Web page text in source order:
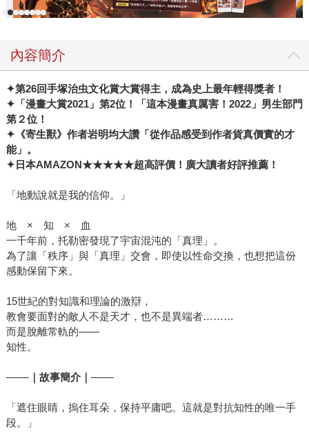
內容簡介
✦第26回手塚治虫文化賞大賞得主，成為史上最年輕得獎者！
✦ 「漫畫大賞2021」第2位！「這本漫畫真厲害！2022」男生部門
第２位！
✦ 《寄生獸》作者岩明均大讚「從作品感受到作者貨真價實的才
能」。
✦ 日本AMAZON★★★★★超高評價！廣大讀者好評推薦！
「地動說就是我的信仰。」
地 × 知 × 血
一千年前，托勒密發現了宇宙混沌的「真理」。
為了讓「秩序」與「真理」交會，即使以性命交換，也想把這份
感動保留下來。
15世紀的對知識和理論的激辯，
教會要面對的敵人不是天才，也不是異端者………
而是脫離常軌的——
知性。
───｜故事簡介｜───
「遮住眼睛，摀住耳朵，保持平庸吧。這就是對抗知性的唯一手
段。」